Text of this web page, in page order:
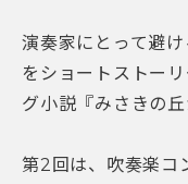
演奏家にとって避
をショートストー
グ小説『みさきの丘
第2回は、吹奏楽コ